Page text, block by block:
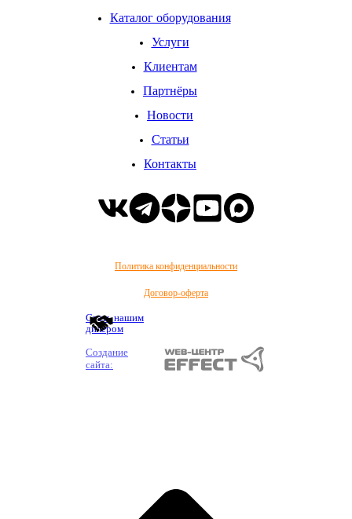
Каталог оборудования
Услуги
Клиентам
Партнёры
Новости
Статьи
Контакты
Политика конфиденциальности
Договор-оферта
Стать нашим
дилером
Создание
сайта: